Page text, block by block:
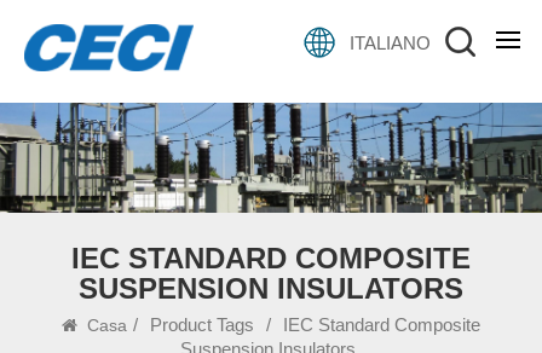
ITALIANO
IEC STANDARD COMPOSITE
SUSPENSION INSULATORS
Casa / Product Tags /
IEC Standard Composite
Suspension Insulators